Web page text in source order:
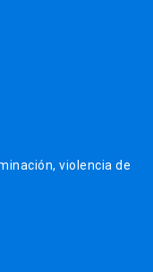
violencia de